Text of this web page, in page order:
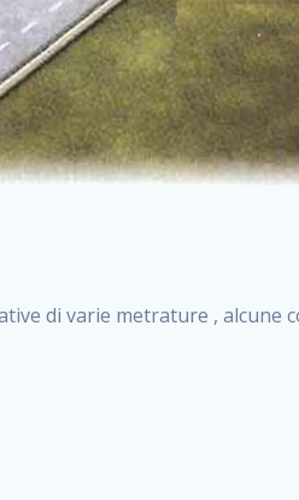
di varie metrature , alcune